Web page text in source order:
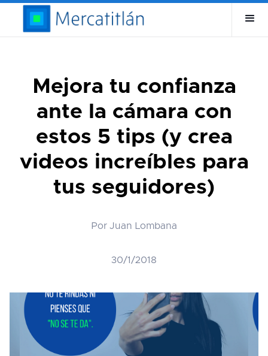
Mejora tu confianza
ante la cámara con
estos 5 tips (y crea
videos increíbles para
tus seguidores)
Por Juan Lombana
30/1/2018